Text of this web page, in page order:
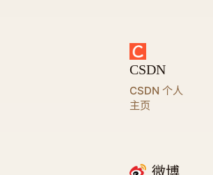
CSDN
CSDN 个人
主页